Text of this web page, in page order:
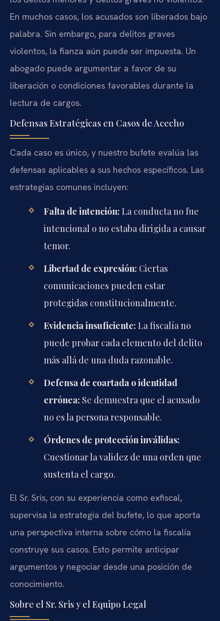
En muchos casos, los acusados son liberados bajo
palabra. Sin embargo, para delitos graves
violentos, la fianza aún puede ser impuesta. Un
abogado puede argumentar a favor de su
liberación o condiciones favorables durante la
lectura de cargos.
Defensas Estratégicas en Casos de Acecho
Cada caso es único, y nuestro bufete evalúa las
defensas aplicables a sus hechos específicos. Las
estrategias comunes incluyen:
Falta de intención: La conducta no fue
intencional o no estaba dirigida a causar
temor.
Libertad de expresión: Ciertas
comunicaciones pueden estar
protegidas constitucionalmente.
Evidencia insuficiente: La fiscalía no
puede probar cada elemento del delito
más allá de una duda razonable.
Defensa de coartada o identidad
errónea: Se demuestra que el acusado
no es la persona responsable.
Órdenes de protección inválidas:
Cuestionar la validez de una orden que
sustenta el cargo.
El Sr. Sris, con su experiencia como exfiscal,
supervisa la estrategia del bufete, lo que aporta
una perspectiva interna sobre cómo la fiscalía
construye sus casos. Esto permite anticipar
argumentos y negociar desde una posición de
conocimiento.
Sobre el Sr. Sris y el Equipo Legal